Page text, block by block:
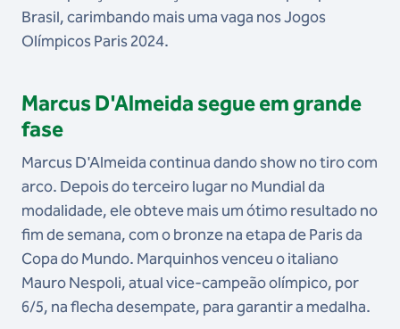
Brasil, carimbando mais uma vaga nos Jogos
Olímpicos Paris 2024.
Marcus D'Almeida segue em grande
fase
Marcus D'Almeida continua dando show no tiro com
arco. Depois do terceiro lugar no Mundial da
modalidade, ele obteve mais um ótimo resultado no
fim de semana, com o bronze na etapa de Paris da
Copa do Mundo. Marquinhos venceu o italiano
Mauro Nespoli, atual vice-campeão olímpico, por
6/5, na flecha desempate, para garantir a medalha.